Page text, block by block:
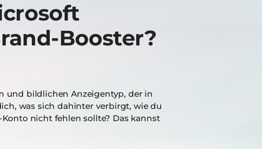
Booster?
und bildlichen Anzeigentyp, der in
was sich dahinter verbirgt, wie du
nicht fehlen sollte? Das kannst